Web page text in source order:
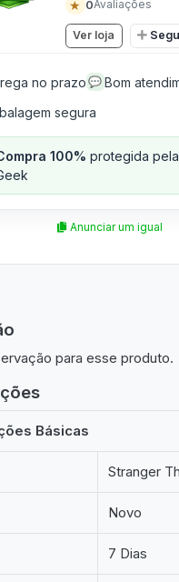
★ 0Avaliações
Ver loja
no prazo 💬 Bom
segura
100% protegida
Anunciar um igual
para esse produto.
Básicas
Stranger
Novo
7 Dias